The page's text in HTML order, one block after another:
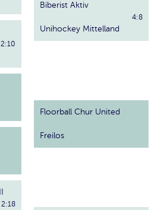
2:10
2:18
Biberist Aktiv
Unihockey Mittelland
4:8
Floorball Chur United
Freilos